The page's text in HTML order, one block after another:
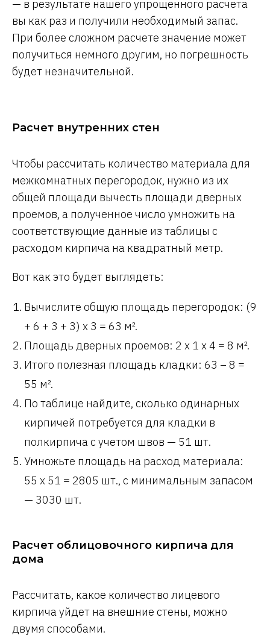
— в результате нашего упрощенного расчета
вы как раз и получили необходимый запас.
При более сложном расчете значение может
получиться немного другим, но погрешность
будет незначительной.
Расчет внутренних стен
Чтобы рассчитать количество материала для
межкомнатных перегородок, нужно из их
общей площади вычесть площади дверных
проемов, а полученное число умножить на
соответствующие данные из таблицы с
расходом кирпича на квадратный метр.
Вот как это будет выглядеть:
Вычислите общую площадь перегородок: (9
+ 6 + 3 + 3) х 3 = 63 м².
Площадь дверных проемов: 2 х 1 х 4 = 8 м².
Итого полезная площадь кладки: 63 – 8 =
55 м².
По таблице найдите, сколько одинарных
кирпичей потребуется для кладки в
полкирпича с учетом швов — 51 шт.
Умножьте площадь на расход материала:
55 х 51 = 2805 шт., с минимальным запасом
— 3030 шт.
Расчет облицовочного кирпича для
дома
Рассчитать, какое количество лицевого
кирпича уйдет на внешние стены, можно
двумя способами.